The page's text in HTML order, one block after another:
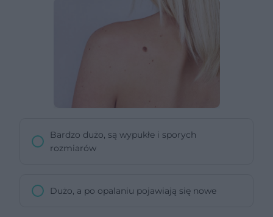
Bardzo dużo, są wypukłe i sporych
rozmiarów
Dużo, a po opalaniu pojawiają się nowe